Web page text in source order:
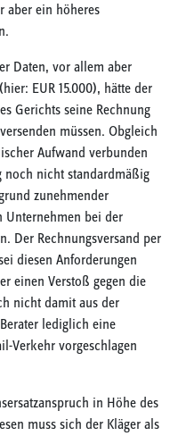
aber ein höheres
Daten, vor allem aber
EUR 15.000), hätte der
Gerichts seine Rechnung
müssen. Obgleich
Aufwand verbunden
noch nicht standardmäßig
zunehmender
bei der
Der Rechnungsversand per
diesen Anforderungen
einen Verstoß gegen die
nicht damit aus der
lediglich eine
Verkehr vorgeschlagen
in Höhe des
muss sich der Kläger als